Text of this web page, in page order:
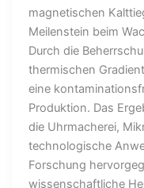
magnetischen
Meilenstein beim
Durch die
thermischen
eine
Produktion. Das
die Uhrmacherei,
technologische
Forschung
wissenschaftliche